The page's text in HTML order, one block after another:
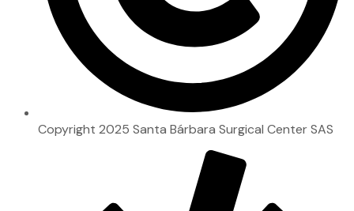
Copyright 2025 Santa Bárbara Surgical Center SAS